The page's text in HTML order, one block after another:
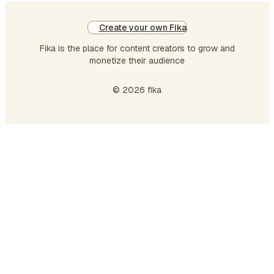
Create your own Fika
Fika is the place for content creators to grow and
monetize their audience
© 2026 fika